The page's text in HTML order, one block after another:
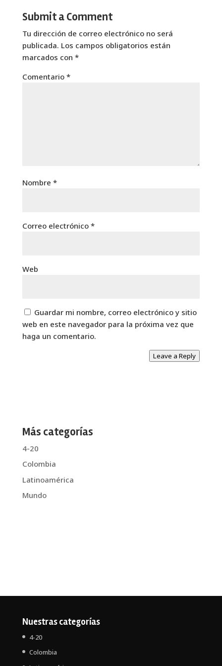
Submit a Comment
Tu dirección de correo electrónico no será
publicada. Los campos obligatorios están
marcados con *
Comentario *
Nombre *
Correo electrónico *
Web
Guardar mi nombre, correo electrónico y sitio
web en este navegador para la próxima vez que
haga un comentario.
Leave a Reply
Más categorías
4-20
Colombia
Latinoamérica
Mundo
Nuestras categorías
4-20
Colombia